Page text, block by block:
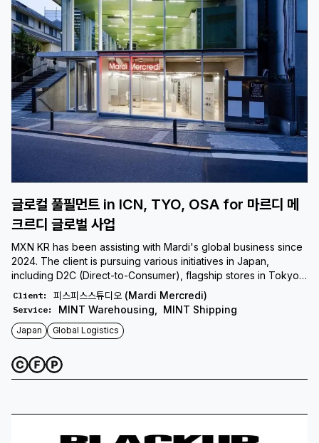
글로컬 풀필먼트 in ICN, TYO, OSA for 마르디 메
크르디 글로벌 사업
MXN KR has been assisting with Mardi's global business since
2024. The client is pursuing various initiatives in Japan,
including D2C (Direct-to-Consumer), flagship stores in Tokyo
and Osaka, and entry into ZOZOTOWN. To meet the client's
needs, MXN KR provides a full range of cross-border e-
commerce (CBE) and cross-border trade (CBT) fulfillment
services, including B2C and B2B, and both air and ocean
KR plans to focus on developing diverse services to continue
contributing to the client's global business growth.
Client: 피스피스스튜디오 (Mardi Mercredi)
Service: MINT Warehousing MINT Shipping
Japan Global Logistics